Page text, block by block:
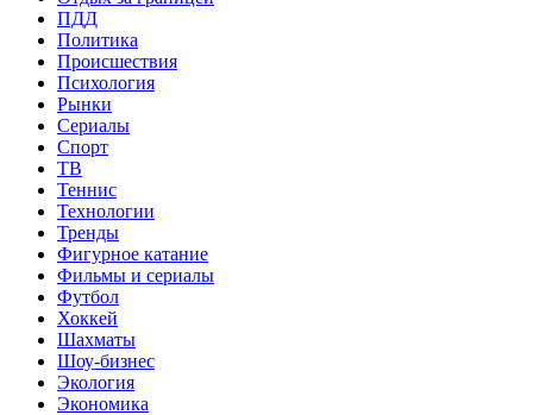
ПДД
Политика
Происшествия
Психология
Рынки
Сериалы
Спорт
ТВ
Теннис
Технологии
Тренды
Фигурное катание
Фильмы и сериалы
Футбол
Хоккей
Шахматы
Шоу-бизнес
Экология
Экономика